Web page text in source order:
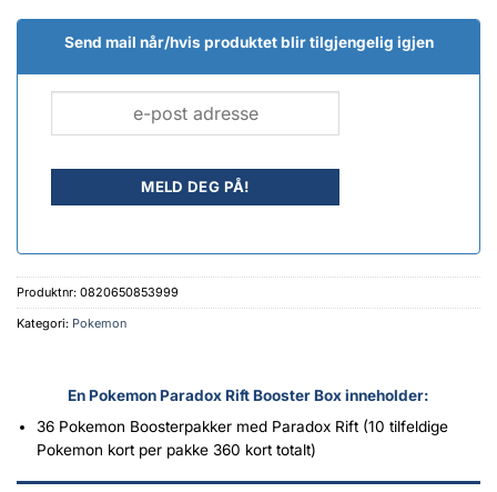
Send mail når/hvis produktet blir tilgjengelig igjen
Produktnr: 0820650853999
Kategori: Pokemon
En Pokemon Paradox Rift Booster Box inneholder:
36 Pokemon Boosterpakker med Paradox Rift (10 tilfeldige
Pokemon kort per pakke 360 kort totalt)